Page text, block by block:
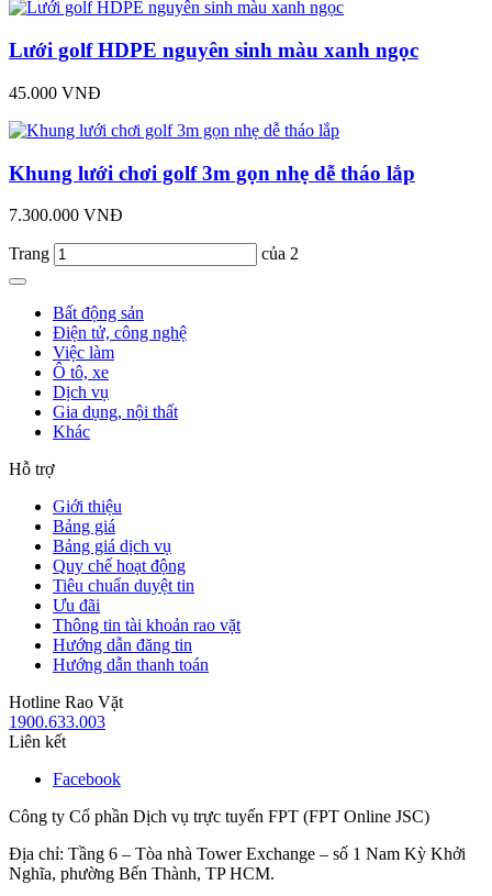
Lưới golf HDPE nguyên sinh màu xanh ngọc
45.000 VNĐ
Khung lưới chơi golf 3m gọn nhẹ dễ tháo lắp
7.300.000 VNĐ
Trang của 2
Bất động sản
Điện tử, công nghệ
Việc làm
Ô tô, xe
Dịch vụ
Gia dụng, nội thất
Khác
Hỗ trợ
Giới thiệu
Bảng giá
Bảng giá dịch vụ
Quy chế hoạt động
Tiêu chuẩn duyệt tin
Ưu đãi
Thông tin tài khoản rao vặt
Hướng dẫn đăng tin
Hướng dẫn thanh toán
Hotline Rao Vặt
1900.633.003
Liên kết
Facebook
Công ty Cổ phần Dịch vụ trực tuyến FPT (FPT Online JSC)
Địa chỉ: Tầng 6 – Tòa nhà Tower Exchange – số 1 Nam Kỳ Khởi
Nghĩa, phường Bến Thành, TP HCM.